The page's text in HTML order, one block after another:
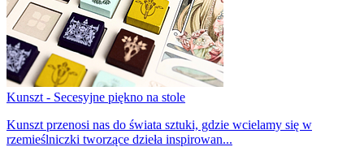
Kunszt - Secesyjne piękno na stole
Kunszt przenosi nas do świata sztuki, gdzie wcielamy się w
rzemieślniczki tworzące dzieła inspirowan...